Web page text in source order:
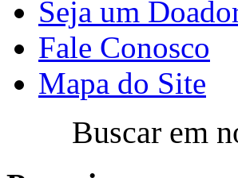
Seja um
Fale Conosco
Mapa do Site
Buscar em